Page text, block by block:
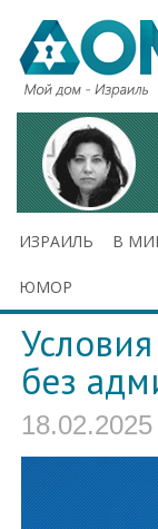
ИЗРАИЛЬ В
ЮМОР
без